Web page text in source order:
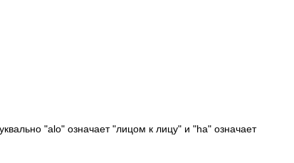
"alo" означает "лицом к лицу" и "ha" означает